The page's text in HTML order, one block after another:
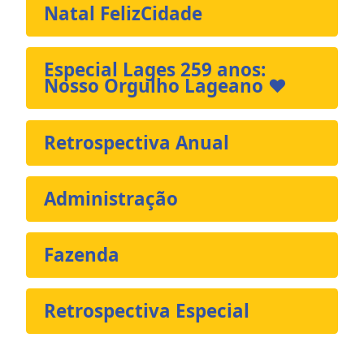
Natal FelizCidade
Especial Lages 259 anos:
Nosso Orgulho Lageano ❤️
Retrospectiva Anual
Administração
Fazenda
Retrospectiva Especial